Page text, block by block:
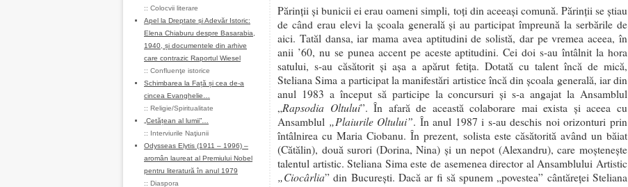
:: Colocvii literare
Apel la Dreptate și Adevăr Istoric:
Elena Chiaburu despre Basarabia,
1940, și documentele din arhive
care contrazic Raportul Wiesel
:: Confluenţe istorice
Schimbarea la Față și cea de-a
cincea Evanghelie…
:: Religie/Spiritualitate
„Cetățean al lumii”…
:: Interviurile Naţiunii
Odysseas Elytis (1911 – 1996) –
aromân laureat al Premiului Nobel
pentru literatură în anul 1979
:: Diaspora
Părinții și bunicii ei erau oameni simpli, toți din aceeași comună. Părinții se știau
de când erau elevi la școala generală şi au participat împreună la serbările de
aici. Tatăl dansa, iar mama avea aptitudini de solistă, dar pe vremea aceea, în
anii ’60, nu se punea accent pe aceste aptitudini. Cei doi s-au întâlnit la hora
satului, s-au căsătorit și aşa a apărut fetița. Dotată cu talent încă de mică,
Steliana Sima a participat la manifestări artistice încă din școala generală, iar din
anul 1983 a început să participe la concursuri și s-a angajat la Ansamblul
„Rapsodia Oltului”. În afară de această colaborare mai exista şi aceea cu
Ansamblul „Plaiurile Oltului”. În anul 1987 i s-au deschis noi orizonturi prin
întâlnirea cu Maria Ciobanu. În prezent, solista este căsătorită având un băiat
(Cătălin), două surori (Dorina, Nina) și un nepot (Alexandru), care moștenește
talentul artistic. Steliana Sima este de asemenea director al Ansamblului Artistic
„Ciocârlia” din Bucureşti. Dacă ar fi să spunem „povestea” cântăreţei Steliana